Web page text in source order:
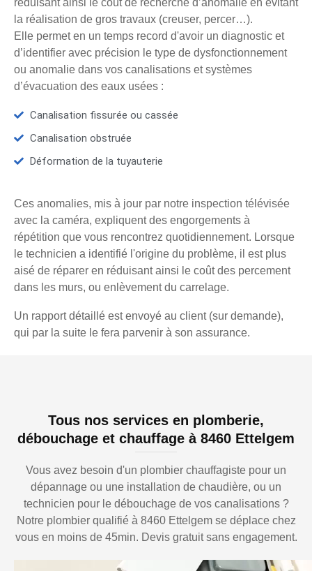
la réalisation de gros travaux (creuser, percer…).
Elle permet en un temps record d'avoir un diagnostic et
d’identifier avec précision le type de dysfonctionnement
ou anomalie dans vos canalisations et systèmes
d’évacuation des eaux usées :
Canalisation fissurée ou cassée
Canalisation obstruée
Déformation de la tuyauterie
Ces anomalies, mis à jour par notre inspection télévisée
avec la caméra, expliquent des engorgements à
répétition que vous rencontrez quotidiennement. Lorsque
le technicien a identifié l'origine du problème, il est plus
aisé de réparer en réduisant ainsi le coût des percement
dans les murs, ou enlèvement du carrelage.
Un rapport détaillé est envoyé au client (sur demande),
qui par la suite le fera parvenir à son assurance.
Tous nos services en plomberie,
débouchage et chauffage à 8460 Ettelgem
Vous avez besoin d'un plombier chauffagiste pour un
dépannage ou une installation de chaudière, ou un
technicien pour le débouchage de vos canalisations ?
Notre plombier qualifié à 8460 Ettelgem se déplace chez
vous en moins de 45min. Devis gratuit sans engagement.